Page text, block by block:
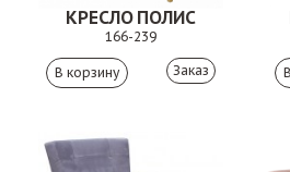
КРЕСЛО ПОЛИС
166-239
Заказ